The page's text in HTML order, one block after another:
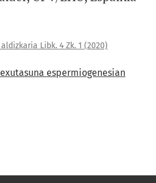
Libk. 4 Zk. 1 (2020)
espermiogenesian